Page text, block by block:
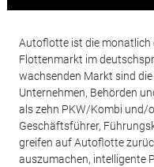
Autoflotte ist die monatlich
Flottenmarkt im
wachsenden Markt sind
Unternehmen, Behörden
als zehn PKW/Kombi und/
Geschäftsführer,
greifen auf Autoflotte
auszumachen, intelligente